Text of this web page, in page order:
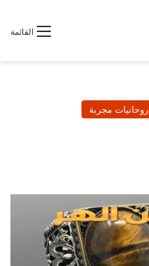
القائمة
روحانيات مجربة